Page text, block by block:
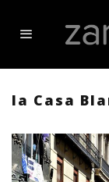
la Casa